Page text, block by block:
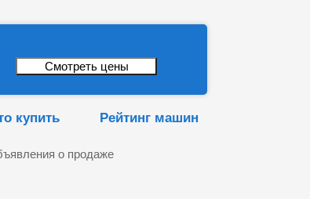
купить Рейтинг машин
о продаже